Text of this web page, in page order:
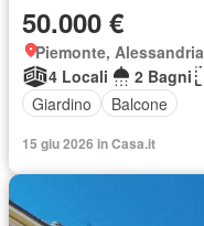
50.000 €
Piemonte, Alessandria
4 Locali
2 Bagni
Giardino
Balcone
15 giu 2026 in Casa.it